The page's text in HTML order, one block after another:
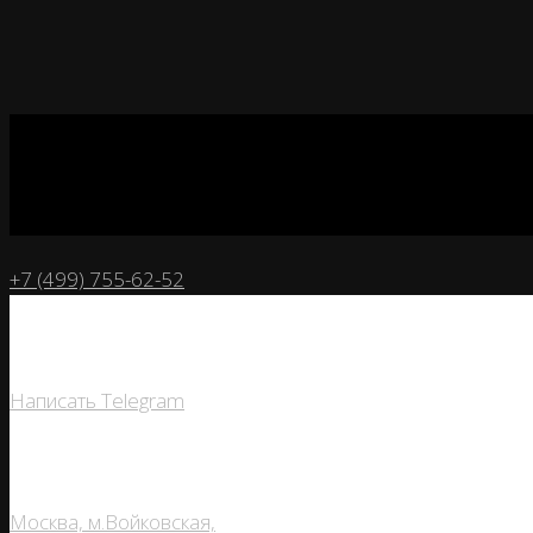
+7 (499) 755-62-52
Написать Telegram
Москва, м.Войковская,